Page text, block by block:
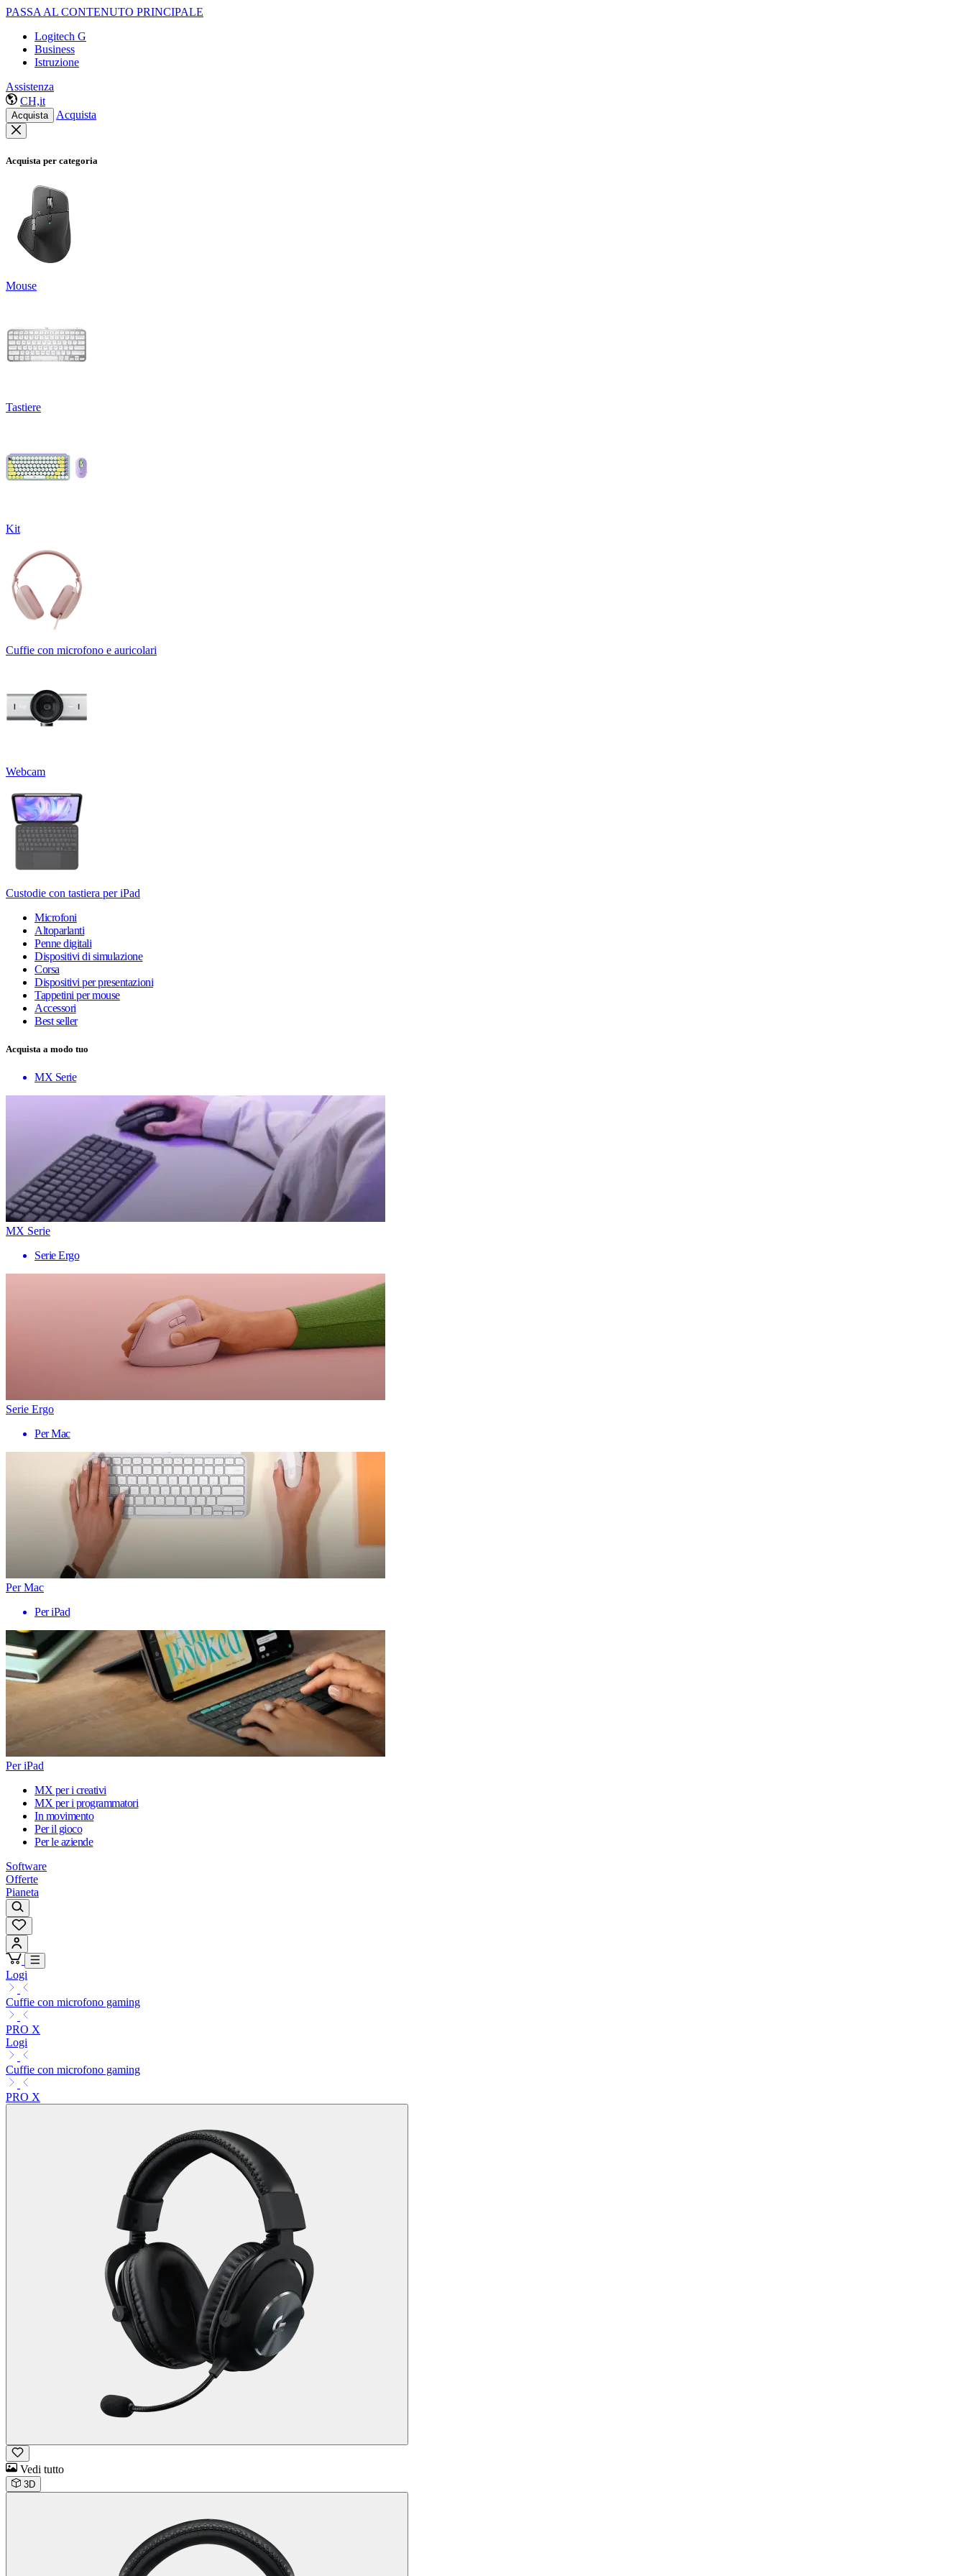
PASSA AL CONTENUTO PRINCIPALE
Logitech G
Business
Istruzione
Assistenza
CH,it
Acquista Acquista
Acquista per categoria
Mouse
Tastiere
Kit
Cuffie con microfono e auricolari
Webcam
Custodie con tastiera per iPad
Microfoni
Altoparlanti
Penne digitali
Dispositivi di simulazione
Corsa
Dispositivi per presentazioni
Tappetini per mouse
Accessori
Best seller
Acquista a modo tuo
MX Serie
MX Serie
Serie Ergo
Serie Ergo
Per Mac
Per Mac
Per iPad
Per iPad
MX per i creativi
MX per i programmatori
In movimento
Per il gioco
Per le aziende
Software
Offerte
Pianeta
Logi
Cuffie con microfono gaming
PRO X
Logi
Cuffie con microfono gaming
PRO X
Vedi tutto
3D